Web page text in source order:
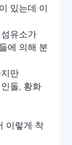
있는데 이
유소가
에 의해 분
만
돌, 황화
이렇게 착